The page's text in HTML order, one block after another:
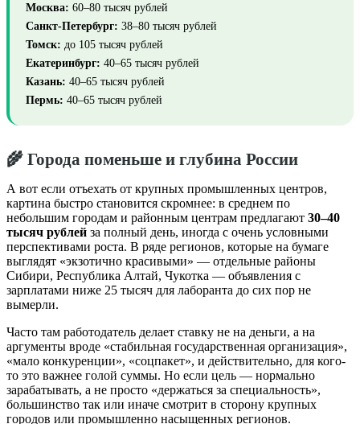
Москва: 60–80 тысяч рублей
Санкт-Петербург: 38–80 тысяч рублей
Томск: до 105 тысяч рублей
Екатеринбург: 40–65 тысяч рублей
Казань: 40–65 тысяч рублей
Пермь: 40–65 тысяч рублей
🌾 Города поменьше и глубина России
А вот если отъехать от крупных промышленных центров,
картина быстро становится скромнее: в среднем по
небольшим городам и районным центрам предлагают 30–40
тысяч рублей за полный день, иногда с очень условными
перспективами роста. В ряде регионов, которые на бумаге
выглядят «экзотично красивыми» — отдельные районы
Сибири, Республика Алтай, Чукотка — объявления с
зарплатами ниже 25 тысяч для лаборанта до сих пор не
вымерли.
Часто там работодатель делает ставку не на деньги, а на
аргументы вроде «стабильная государственная организация»,
«мало конкуренции», «соцпакет», и действительно, для кого-
то это важнее голой суммы. Но если цель — нормально
зарабатывать, а не просто «держаться за специальность»,
большинство так или иначе смотрит в сторону крупных
городов или промышленно насыщенных регионов.